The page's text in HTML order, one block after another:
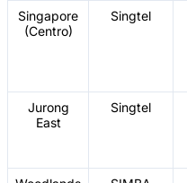
Singapore
(Centro)
Singtel
Jurong
East
Singtel